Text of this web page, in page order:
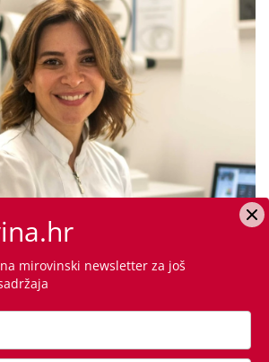
najdetaljniji pregled vida, traje
sam na njemu, evo što me
mirovinski newsletter za još